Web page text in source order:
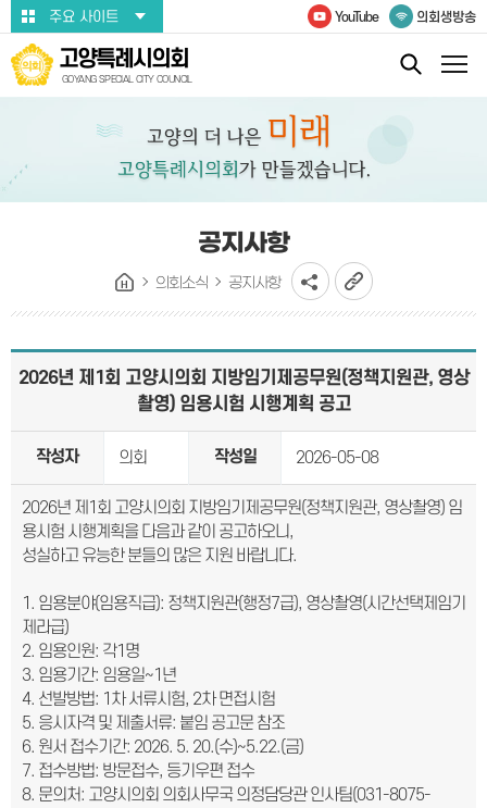
본문바로가기주요 사이트 YouTube 의회생방송
고양특례시의회
GOYANG SPECIAL CITY COUNCIL
공지사항
의회소식 공지사항
2026년 제1회 고양시의회 지방임기제공무원(정책지원관, 영상
촬영) 임용시험 시행계획 공고
작성자 의회 작성일 2026-05-08
2026년 제1회 고양시의회 지방임기제공무원(정책지원관, 영상촬영) 임
용시험 시행계획을 다음과 같이 공고하오니,
성실하고 유능한 분들의 많은 지원 바랍니다.
1. 임용분야(임용직급): 정책지원관(행정7급), 영상촬영(시간선택제임기
제라급)
2. 임용인원: 각1명
3. 임용기간: 임용일~1년
4. 선발방법: 1차 서류시험, 2차 면접시험
5. 응시자격 및 제출서류: 붙임 공고문 참조
6. 원서 접수기간: 2026. 5. 20.(수)~5.22.(금)
7. 접수방법: 방문접수, 등기우편 접수
8. 문의처: 고양시의회 의회사무국 의정담당관 인사팀(031-8075-